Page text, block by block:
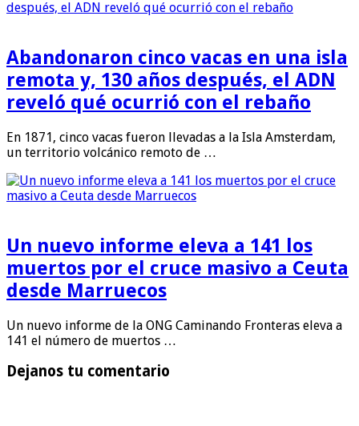
Abandonaron cinco vacas en una isla
remota y, 130 años después, el ADN
reveló qué ocurrió con el rebaño
En 1871, cinco vacas fueron llevadas a la Isla Amsterdam,
un territorio volcánico remoto de …
Un nuevo informe eleva a 141 los
muertos por el cruce masivo a Ceuta
desde Marruecos
Un nuevo informe de la ONG Caminando Fronteras eleva a
141 el número de muertos …
Dejanos tu comentario